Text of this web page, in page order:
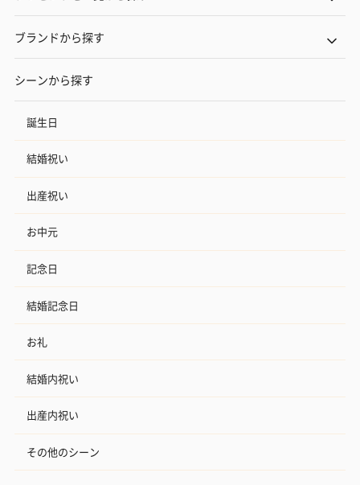
ブランドから探す
シーンから探す
誕生日
結婚祝い
出産祝い
お中元
記念日
結婚記念日
お礼
結婚内祝い
出産内祝い
その他のシーン